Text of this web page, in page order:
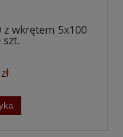
z wkrętem 5x100
szt.